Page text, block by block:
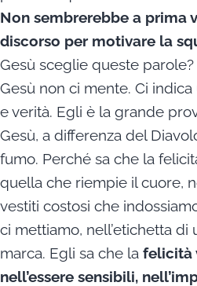
Non sembrerebbe a prima
discorso per motivare la
Gesù sceglie queste
Gesù non ci mente. Ci indica
e verità. Egli è la grande
Gesù, a differenza del
fumo. Perché sa che la
quella che riempie il cuore,
vestiti costosi che
ci mettiamo, nell’etichetta di
marca. Egli sa che la felicità
nell’essere sensibili,